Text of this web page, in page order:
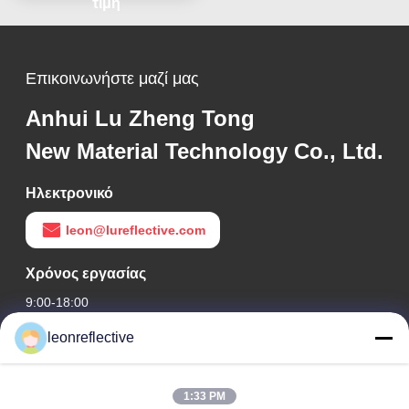
τιμή
Επικοινωνήστε μαζί μας
Anhui Lu Zheng Tong
New Material Technology Co., Ltd.
Ηλεκτρονικό
leon@lureflective.com
Χρόνος εργασίας
9:00-18:00
Η διεύθυνσή μας
2ος όροφος, κτίριο D2, Πάρκο Επιστήμης και Τεχνολογίας
leonreflective
1:33 PM